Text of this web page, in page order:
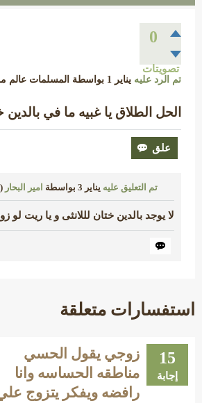
0
تصويتات
تم الرد عليه يناير 1 بواسطة المسلمات عالم
الحل الطلاق يا غبيه ما في بالدين
تم التعليق عليه يناير 3 بواسطة امير البحار (
لا يوجد بالدين ختان لللانثى و يا ريت لو
استفسارات متعلقة
15
إجابة
زوجي يقول الحسي
مناطقه الحساسه وانا
رافضه ويفكر يتزوج